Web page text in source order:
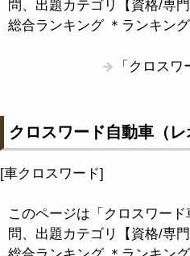
問、出題カテゴリ【資格/専
総合ランキング ＊ランキン
「クロス
クロスワード自動車（
[車クロスワード]
このページは「クロスワー
問、出題カテゴリ【資格/専